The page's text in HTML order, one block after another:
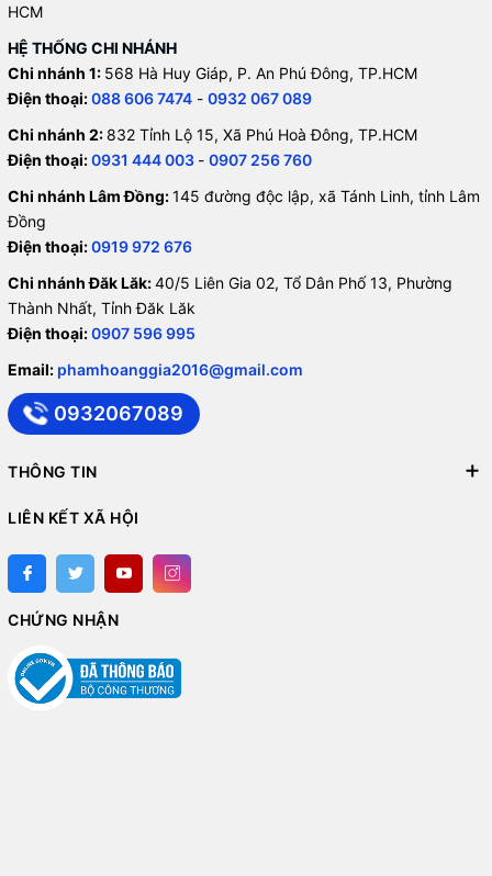
HCM
HỆ THỐNG CHI NHÁNH
Chi nhánh 1: 568 Hà Huy Giáp, P. An Phú Đông, TP.HCM
Điện thoại:088 606 7474 - 0932 067 089
Chi nhánh 2: 832 Tỉnh Lộ 15, Xã Phú Hoà Đông, TP.HCM
Điện thoại:0931 444 003 - 0907 256 760
Chi nhánh Lâm Đồng:145 đường độc lập, xã Tánh Linh, tỉnh Lâm
Đồng
Điện thoại:0919 972 676
Chi nhánh Đăk Lăk:40/5 Liên Gia 02, Tổ Dân Phố 13, Phường
Thành Nhất, Tỉnh Đăk Lăk
Điện thoại:0907 596 995
Email: phamhoanggia2016@gmail.com
0932067089
THÔNG TIN
LIÊN KẾT XÃ HỘI
CHỨNG NHẬN